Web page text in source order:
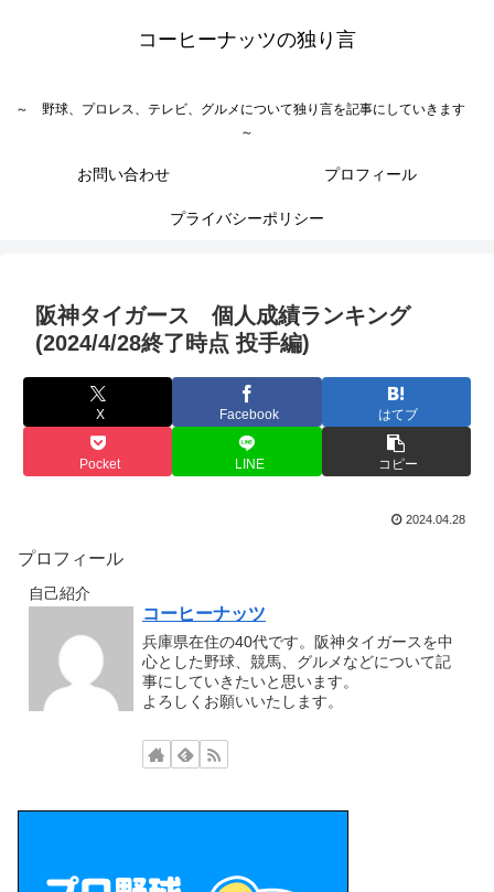
コーヒーナッツの独り言
～ 野球、プロレス、テレビ、グルメについて独り言を記事にしていきます
～
お問い合わせ プロフィール
プライバシーポリシー
阪神タイガース 個人成績ランキング
(2024/4/28終了時点 投手編)
X Facebook はてブ
Pocket LINE コピー
2024.04.28
プロフィール
自己紹介
コーヒーナッツ
兵庫県在住の40代です。阪神タイガースを中
心とした野球、競馬、グルメなどについて記
事にしていきたいと思います。
よろしくお願いいたします。